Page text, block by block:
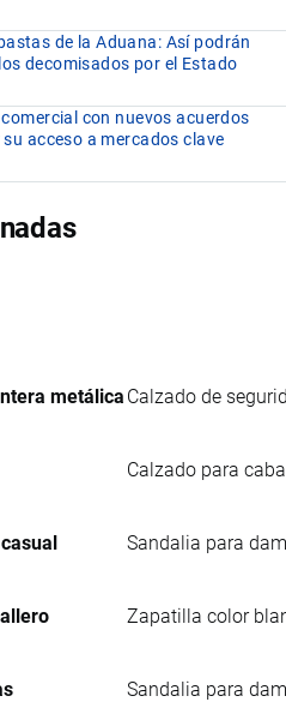
de la Aduana: Así podrán
decomisados por el Estado
con nuevos acuerdos
acceso a mercados clave
metálica Calzado de
Calzado para
Sandalia para
Zapatilla color
Sandalia para